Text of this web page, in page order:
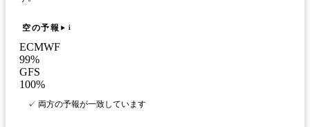
空の予報 i
ECMWF
99%
GFS
100%
✓ 両方の予報が一致しています